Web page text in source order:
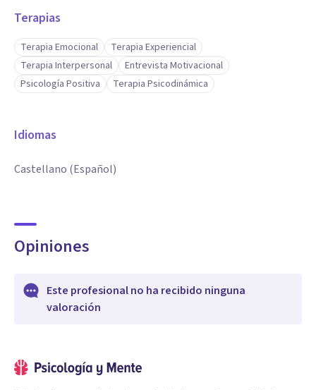
Terapias
Terapia Emocional
Terapia Experiencial
Terapia Interpersonal
Entrevista Motivacional
Psicología Positiva
Terapia Psicodinámica
Idiomas
Castellano (Español)
Opiniones
Este profesional no ha recibido ninguna
valoración